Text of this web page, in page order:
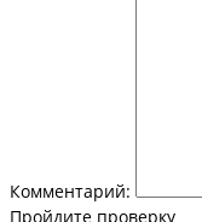
Комментарий:
Пройдите проверку